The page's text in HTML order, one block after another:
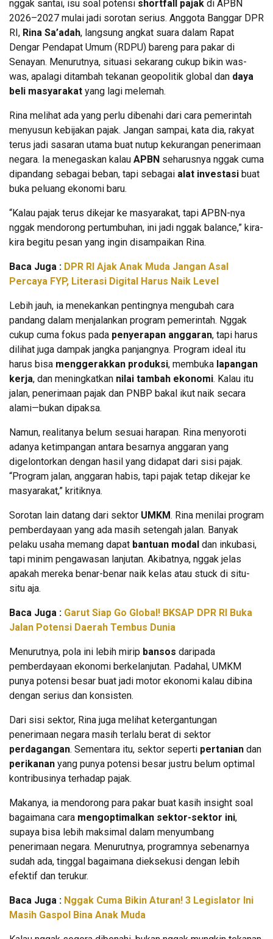
nggak santai, isu soal potensi shortfall pajak di APBN
2026–2027 mulai jadi sorotan serius. Anggota Banggar DPR
RI, Rina Sa’adah, langsung angkat suara dalam Rapat
Dengar Pendapat Umum (RDPU) bareng para pakar di
Senayan. Menurutnya, situasi sekarang cukup bikin was-
was, apalagi ditambah tekanan geopolitik global dan daya
beli masyarakat yang lagi melemah.
Rina melihat ada yang perlu dibenahi dari cara pemerintah
menyusun kebijakan pajak. Jangan sampai, kata dia, rakyat
terus jadi sasaran utama buat nutup kekurangan penerimaan
negara. Ia menegaskan kalau APBN seharusnya nggak cuma
dipandang sebagai beban, tapi sebagai alat investasi buat
buka peluang ekonomi baru.
“Kalau pajak terus dikejar ke masyarakat, tapi APBN-nya
nggak mendorong pertumbuhan, ini jadi nggak balance,” kira-
kira begitu pesan yang ingin disampaikan Rina.
Baca Juga : DPR RI Ajak Anak Muda Jangan Asal
Percaya FYP, Literasi Digital Harus Naik Level
Lebih jauh, ia menekankan pentingnya mengubah cara
pandang dalam menjalankan program pemerintah. Nggak
cukup cuma fokus pada penyerapan anggaran, tapi harus
dilihat juga dampak jangka panjangnya. Program ideal itu
harus bisa menggerakkan produksi, membuka lapangan
kerja, dan meningkatkan nilai tambah ekonomi. Kalau itu
jalan, penerimaan pajak dan PNBP bakal ikut naik secara
alami—bukan dipaksa.
Namun, realitanya belum sesuai harapan. Rina menyoroti
adanya ketimpangan antara besarnya anggaran yang
digelontorkan dengan hasil yang didapat dari sisi pajak.
“Program jalan, anggaran habis, tapi pajak tetap dikejar ke
masyarakat,” kritiknya.
Sorotan lain datang dari sektor UMKM. Rina menilai program
pemberdayaan yang ada masih setengah jalan. Banyak
pelaku usaha memang dapat bantuan modal dan inkubasi,
tapi minim pengawasan lanjutan. Akibatnya, nggak jelas
apakah mereka benar-benar naik kelas atau stuck di situ-
situ aja.
Baca Juga : Garut Siap Go Global! BKSAP DPR RI Buka
Jalan Potensi Daerah Tembus Dunia
Menurutnya, pola ini lebih mirip bansos daripada
pemberdayaan ekonomi berkelanjutan. Padahal, UMKM
punya potensi besar buat jadi motor ekonomi kalau dibina
dengan serius dan konsisten.
Dari sisi sektor, Rina juga melihat ketergantungan
penerimaan negara masih terlalu berat di sektor
perdagangan. Sementara itu, sektor seperti pertanian dan
perikanan yang punya potensi besar justru belum optimal
kontribusinya terhadap pajak.
Makanya, ia mendorong para pakar buat kasih insight soal
bagaimana cara mengoptimalkan sektor-sektor ini,
supaya bisa lebih maksimal dalam menyumbang
penerimaan negara. Menurutnya, programnya sebenarnya
sudah ada, tinggal bagaimana dieksekusi dengan lebih
efektif dan terukur.
Baca Juga : Nggak Cuma Bikin Aturan! 3 Legislator Ini
Masih Gaspol Bina Anak Muda